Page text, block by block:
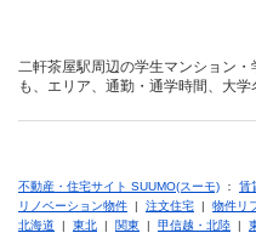
二軒茶屋駅周辺の学生マンション
も、エリア、通勤・通学時間、大
不動産・住宅サイト SUUMO(スーモ) ： 賃
リノベーション物件 | 注文住宅 | 物件リ
北海道 | 東北 | 関東 | 甲信越・北陸 |